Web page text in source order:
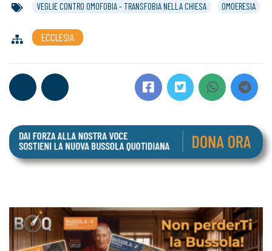
VEGLIE CONTRO OMOFOBIA - TRANSFOBIA NELLA CHIESA OMOERESIA
ECCLESIA